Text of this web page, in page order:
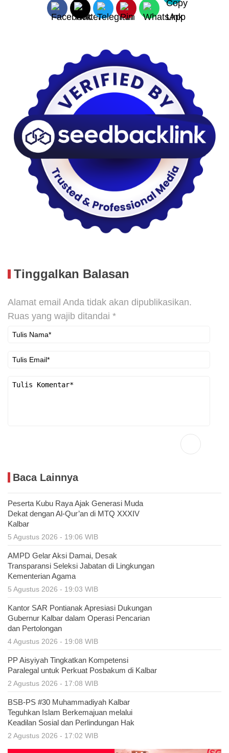
Tinggalkan Balasan
Alamat email Anda tidak akan dipublikasikan.
Ruas yang wajib ditandai *
Baca Lainnya
Peserta Kubu Raya Ajak Generasi Muda
Dekat dengan Al-Qur’an di MTQ XXXIV
Kalbar
5 Agustus 2026 - 19:06 WIB
AMPD Gelar Aksi Damai, Desak
Transparansi Seleksi Jabatan di Lingkungan
Kementerian Agama
5 Agustus 2026 - 19:03 WIB
Kantor SAR Pontianak Apresiasi Dukungan
Gubernur Kalbar dalam Operasi Pencarian
dan Pertolongan
4 Agustus 2026 - 19:08 WIB
PP Aisyiyah Tingkatkan Kompetensi
Paralegal untuk Perkuat Posbakum di Kalbar
2 Agustus 2026 - 17:08 WIB
BSB-PS #30 Muhammadiyah Kalbar
Teguhkan Islam Berkemajuan melalui
Keadilan Sosial dan Perlindungan Hak
2 Agustus 2026 - 17:02 WIB